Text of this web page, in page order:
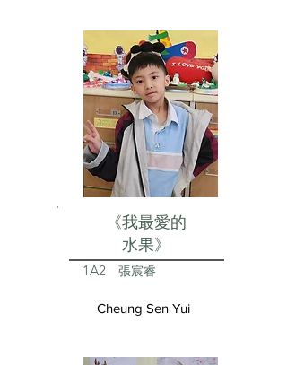
《我最愛的
水果》
1A2 張宸睿
Cheung Sen Yui